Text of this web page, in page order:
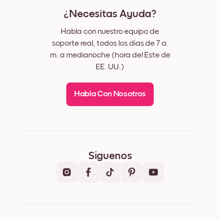
¿Necesitas Ayuda?
Habla con nuestro equipo de
soporte real, todos los días de 7 a.
m. a medianoche (hora del Este de
EE. UU.)
Habla Con Nosotros
Síguenos